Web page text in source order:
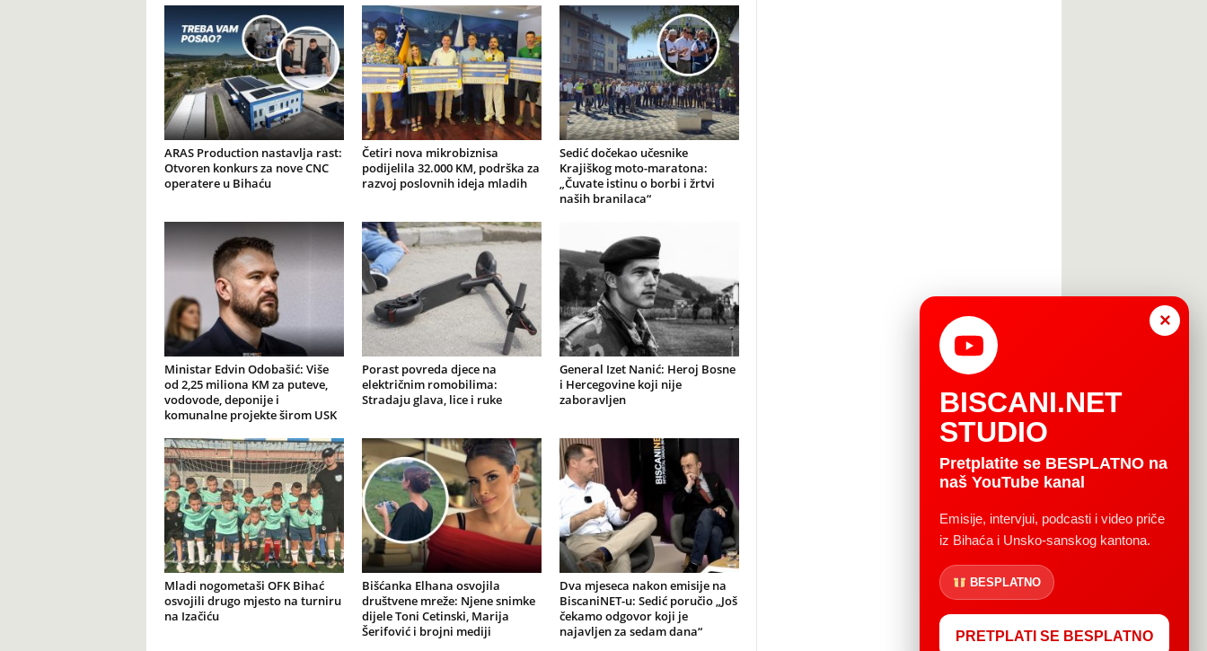
ARAS Production nastavlja rast:
Otvoren konkurs za nove CNC
operatere u Bihaću
Četiri nova mikrobiznisa
podijelila 32.000 KM, podrška za
razvoj poslovnih ideja mladih
Sedić dočekao učesnike
Krajiškog moto-maratona:
„Čuvate istinu o borbi i žrtvi
naših branilaca“
Ministar Edvin Odobašić: Više
od 2,25 miliona KM za puteve,
vodovode, deponije i
komunalne projekte širom USK
Porast povreda djece na
električnim romobilima:
Stradaju glava, lice i ruke
General Izet Nanić: Heroj Bosne
i Hercegovine koji nije
zaboravljen
Mladi nogometaši OFK Bihać
osvojili drugo mjesto na turniru
na Izačiću
Bišćanka Elhana osvojila
društvene mreže: Njene snimke
dijele Toni Cetinski, Marija
Šerifović i brojni mediji
Dva mjeseca nakon emisije na
BiscaniNET-u: Sedić poručio „Još
čekamo odgovor koji je
najavljen za sedam dana“
×
BISCANI.NET
STUDIO
Pretplatite se BESPLATNO na
naš YouTube kanal
Emisije, intervjui, podcasti i video priče
iz Bihaća i Unsko-sanskog kantona.
BESPLATNO
PRETPLATI SE BESPLATNO